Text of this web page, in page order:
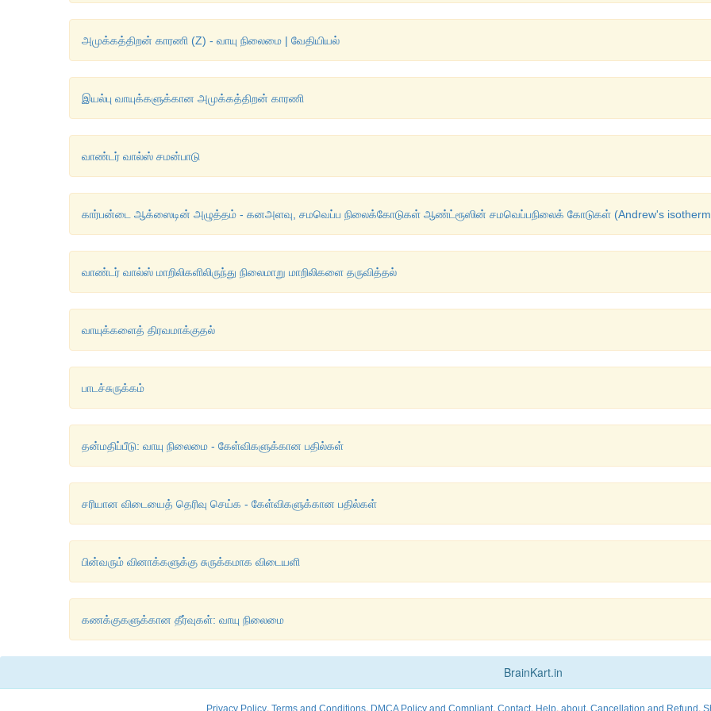
அமுக்கத்திறன் காரணி (Z) - வாயு நிலைமை | வேதியியல்
இயல்பு வாயுக்களுக்கான அமுக்கத்திறன் காரணி
வாண்டர் வால்ஸ் சமன்பாடு
கார்பன்டை ஆக்ஸைடின் அழுத்தம் - கனஅளவு, சமவெப்ப நிலைக்கோடுகள் ஆண்ட்ரூஸின் சமவெப்பநிலைக் கோடுகள் (Andrew's
வாண்டர் வால்ஸ் மாறிலிகளிலிருந்து நிலைமாறு மாறிலிகளை தருவித்தல்
வாயுக்களைத் திரவமாக்குதல்
பாடச்சுருக்கம்
தன்மதிப்பீடு: வாயு நிலைமை - கேள்விகளுக்கான பதில்கள்
சரியான விடையைத் தெரிவு செய்க - கேள்விகளுக்கான பதில்கள்
பின்வரும் வினாக்களுக்கு சுருக்கமாக விடையளி
கணக்குகளுக்கான தீர்வுகள்: வாயு நிலைமை
BrainKart.in
, , , , , , ,